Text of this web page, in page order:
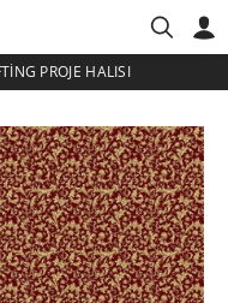
HESABIM ÜYE GIRIŞI
PROJE HALISI